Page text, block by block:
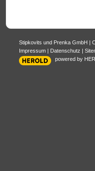
Stipkovits und Prenka GmbH |
Impressum | Datenschutz |
powered by